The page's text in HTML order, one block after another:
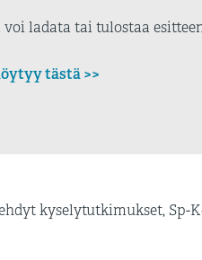
ladata tai tulostaa
tästä >>
kyselytutkimukset, Sp-